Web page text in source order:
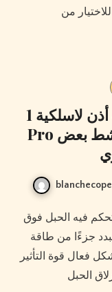
سماعات أذن لاسلكية 1more Pistonbuds
Pro مع خاصية إلغاء الضوضاء النشط بعض
جزءًا من طاقة
فعال قوة التأثير